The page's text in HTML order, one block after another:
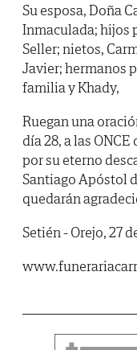
Su esposa, Doña
Inmaculada; hijos
Seller; nietos,
Javier; hermanos
familia y Khady,
Ruegan una
día 28, a las
por su eterno
Santiago Apóstol
quedarán
Setién - Orejo, 27